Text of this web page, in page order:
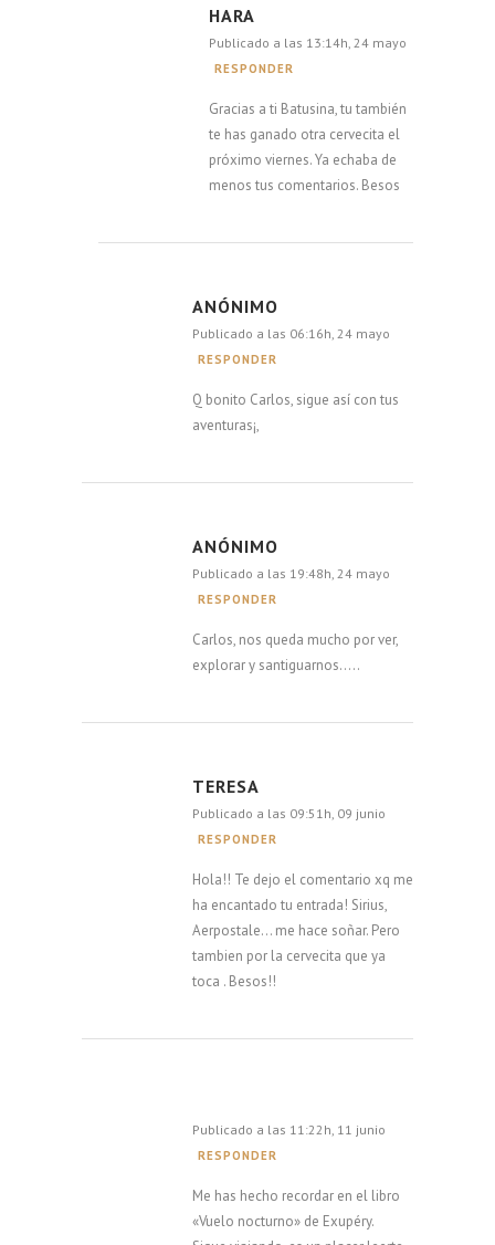
HARA
Publicado a las 13:14h, 24 mayo
RESPONDER
Gracias a ti Batusina, tu también
te has ganado otra cervecita el
próximo viernes. Ya echaba de
menos tus comentarios. Besos
ANÓNIMO
Publicado a las 06:16h, 24 mayo
RESPONDER
Q bonito Carlos, sigue así con tus
aventuras¡,
ANÓNIMO
Publicado a las 19:48h, 24 mayo
RESPONDER
Carlos, nos queda mucho por ver,
explorar y santiguarnos…..
TERESA
Publicado a las 09:51h, 09 junio
RESPONDER
Hola!! Te dejo el comentario xq me
ha encantado tu entrada! Sirius,
Aerpostale… me hace soñar. Pero
tambien por la cervecita que ya
toca . Besos!!
Publicado a las 11:22h, 11 junio
RESPONDER
Me has hecho recordar en el libro
«Vuelo nocturno» de Exupéry.